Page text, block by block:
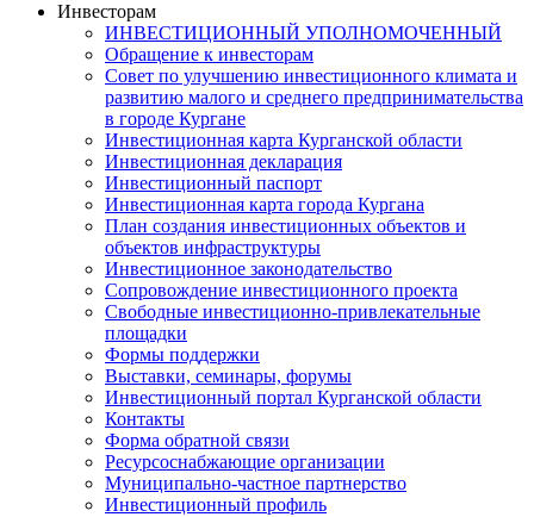
Инвесторам
ИНВЕСТИЦИОННЫЙ УПОЛНОМОЧЕННЫЙ
Обращение к инвесторам
Совет по улучшению инвестиционного климата и
развитию малого и среднего предпринимательства
в городе Кургане
Инвестиционная карта Курганской области
Инвестиционная декларация
Инвестиционный паспорт
Инвестиционная карта города Кургана
План создания инвестиционных объектов и
объектов инфраструктуры
Инвестиционное законодательство
Сопровождение инвестиционного проекта
Свободные инвестиционно-привлекательные
площадки
Формы поддержки
Выставки, семинары, форумы
Инвестиционный портал Курганской области
Контакты
Форма обратной связи
Ресурсоснабжающие организации
Муниципально-частное партнерство
Инвестиционный профиль